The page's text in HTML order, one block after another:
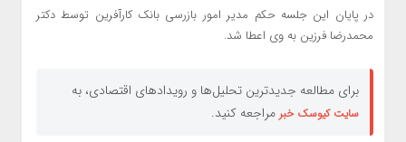
در پایان این جلسه حکم مدیر امور بازرسی بانک کارآفرین توسط دکتر
محمدرضا فرزین به وی اعطا شد.
برای مطالعه جدیدترین تحلیل‌ها و رویدادهای اقتصادی، به
سایت کیوسک خبر مراجعه کنید.